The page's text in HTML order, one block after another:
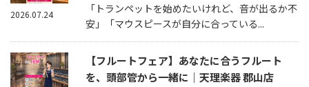
「トランペットを始めたいけれど、音が出るか不
安」「マウスピースが自分に合っている...
2026.07.24
【フルートフェア】あなたに合うフルート
を、頭部管から一緒に｜天理楽器 郡山店